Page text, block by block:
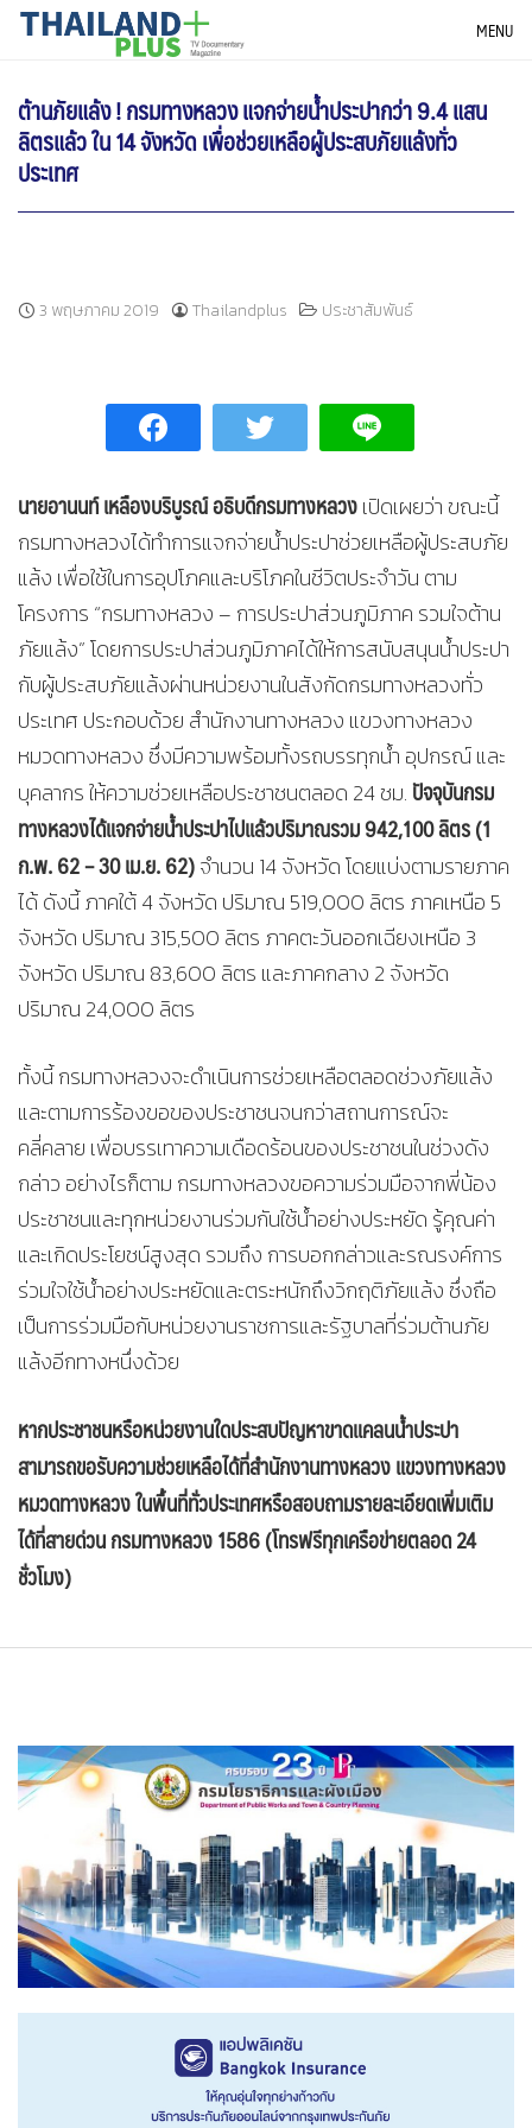
SkipTHAILANDPLUS NEWS MENU
ต้านภัยแล้ง ! กรมทางหลวง แจกจ่ายน้ำประปากว่า 9.4 แสน
ลิตรแล้ว ใน 14 จังหวัด เพื่อช่วยเหลือผู้ประสบภัยแล้งทั่ว
ประเทศ
3 พฤษภาคม 2019 Thailandplus ประชาสัมพันธ์
นายอานนท์ เหลืองบริบูรณ์ อธิบดีกรมทางหลวงเปิดเผยว่า ขณะนี้
กรมทางหลวงได้ทำการแจกจ่ายน้ำประปาช่วยเหลือผู้ประสบภัย
แล้ง เพื่อใช้ในการอุปโภคและบริโภคในชีวิตประจำวัน ตาม
โครงการ “กรมทางหลวง – การประปาส่วนภูมิภาค รวมใจต้าน
ภัยแล้ง” โดยการประปาส่วนภูมิภาคได้ให้การสนับสนุนน้ำประปา
กับผู้ประสบภัยแล้งผ่านหน่วยงานในสังกัดกรมทางหลวงทั่ว
ประเทศ ประกอบด้วย สำนักงานทางหลวง แขวงทางหลวง
หมวดทางหลวง ซึ่งมีความพร้อมทั้งรถบรรทุกน้ำ อุปกรณ์ และ
บุคลากร ให้ความช่วยเหลือประชาชนตลอด 24 ชม.ปัจจุบันกรม
ทางหลวงได้แจกจ่ายน้ำประปาไปแล้วปริมาณรวม 942,100 ลิตร (1
ก.พ. 62 – 30 เม.ย. 62)จำนวน 14 จังหวัด โดยแบ่งตามรายภาค
ได้ ดังนี้ ภาคใต้ 4 จังหวัด ปริมาณ 519,000 ลิตร ภาคเหนือ 5
จังหวัด ปริมาณ 315,500 ลิตร ภาคตะวันออกเฉียงเหนือ 3
จังหวัด ปริมาณ 83,600 ลิตร และภาคกลาง 2 จังหวัด
ปริมาณ 24,000 ลิตร
ทั้งนี้ กรมทางหลวงจะดำเนินการช่วยเหลือตลอดช่วงภัยแล้ง
และตามการร้องขอของประชาชนจนกว่าสถานการณ์จะ
คลี่คลาย เพื่อบรรเทาความเดือดร้อนของประชาชนในช่วงดัง
กล่าว อย่างไรก็ตาม กรมทางหลวงขอความร่วมมือจากพี่น้อง
ประชาชนและทุกหน่วยงานร่วมกันใช้น้ำอย่างประหยัด รู้คุณค่า
และเกิดประโยชน์สูงสุด รวมถึง การบอกกล่าวและรณรงค์การ
ร่วมใจใช้น้ำอย่างประหยัดและตระหนักถึงวิกฤติภัยแล้ง ซึ่งถือ
เป็นการร่วมมือกับหน่วยงานราชการและรัฐบาลที่ร่วมต้านภัย
แล้งอีกทางหนึ่งด้วย
หากประชาชนหรือหน่วยงานใดประสบปัญหาขาดแคลนน้ำประปา
สามารถขอรับความช่วยเหลือได้ที่สำนักงานทางหลวง แขวงทางหลวง
หมวดทางหลวง ในพื้นที่ทั่วประเทศหรือสอบถามรายละเอียดเพิ่มเติม
ได้ที่สายด่วน กรมทางหลวง 1586 (โทรฟรีทุกเครือข่ายตลอด 24
ชั่วโมง)